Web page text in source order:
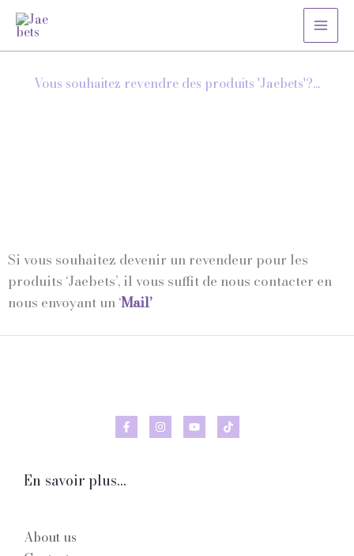
Aller
contenu
Vous souhaitez revendre des produits 'Jaebets'?...
Si vous souhaitez devenir un revendeur pour les
produits ‘Jaebets’, il vous suffit de nous contacter en
nous envoyant un‘Mail’
En savoir plus...
About us